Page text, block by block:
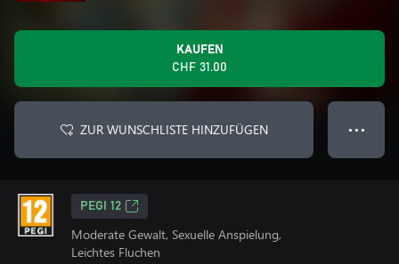
KAUFEN
CHF 31.00
ZUR WUNSCHLISTE HINZUFÜGEN ● ● ●
PEGI 12
Moderate Gewalt, Sexuelle Anspielung,
Leichtes Fluchen